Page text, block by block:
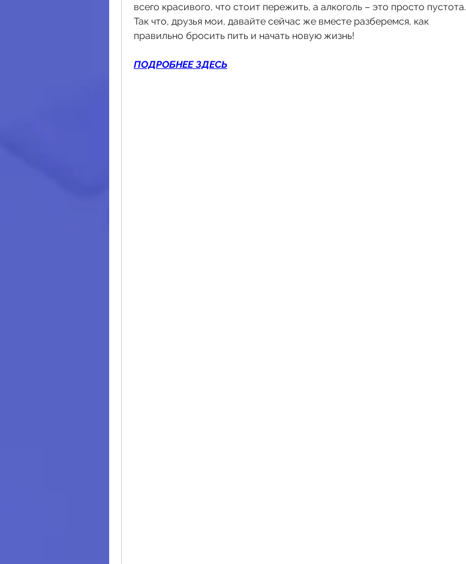
всего красивого, что стоит пережить, а алкоголь – это просто пустота.
Так что, друзья мои, давайте сейчас же вместе разберемся, как
правильно бросить пить и начать новую жизнь!
ПОДРОБНЕЕ ЗДЕСЬ